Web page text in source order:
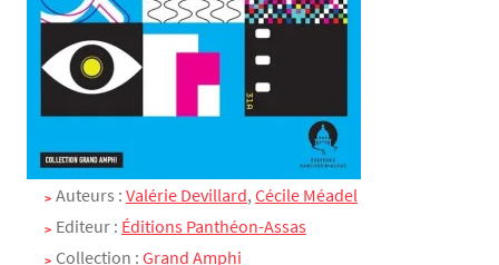
TexteAuteurs : Valérie Devillard, Cécile Méadel
Editeur : Éditions Panthéon-Assas
Collection : Grand Amphi